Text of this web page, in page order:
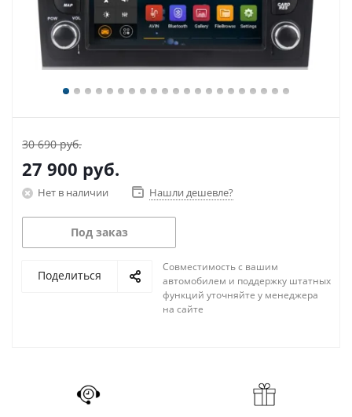
30 690 руб.
27 900 руб.
Нет в наличии Нашли дешевле?
Под заказ
Поделиться
Совместимость с вашим
автомобилем и поддержку штатных
функций уточняйте у менеджера
на сайте